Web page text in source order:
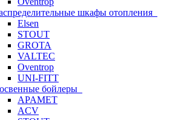
шкафы отопления
Elsen
STOUT
GROTA
VALTEC
Oventrop
UNI-FITT
бойлеры
APAMET
ACV